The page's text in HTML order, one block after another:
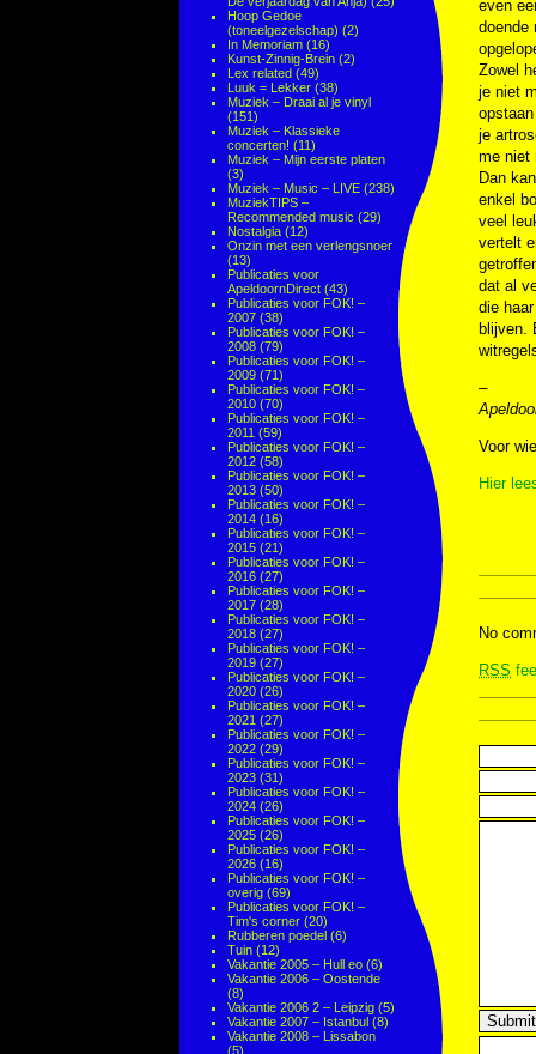
Hoop Gedoe
(toneelgezelschap) (2)
In Memoriam (16)
Kunst-Zinnig-Brein (2)
Lex related (49)
Luuk = Lekker (38)
Muziek – Draai al je vinyl
(151)
Muziek – Klassieke
concerten! (11)
Muziek – Mijn eerste platen
(3)
Muziek – Music – LIVE (238)
MuziekTIPS –
Recommended music (29)
Nostalgia (12)
Onzin met een verlengsnoer
(13)
Publicaties voor
ApeldoornDirect (43)
Publicaties voor FOK! –
2007 (38)
Publicaties voor FOK! –
2008 (79)
Publicaties voor FOK! –
2009 (71)
Publicaties voor FOK! –
2010 (70)
Publicaties voor FOK! –
2011 (59)
Publicaties voor FOK! –
2012 (58)
Publicaties voor FOK! –
2013 (50)
Publicaties voor FOK! –
2014 (16)
Publicaties voor FOK! –
2015 (21)
Publicaties voor FOK! –
2016 (27)
Publicaties voor FOK! –
2017 (28)
Publicaties voor FOK! –
2018 (27)
Publicaties voor FOK! –
2019 (27)
Publicaties voor FOK! –
2020 (26)
Publicaties voor FOK! –
2021 (27)
Publicaties voor FOK! –
2022 (29)
Publicaties voor FOK! –
2023 (31)
Publicaties voor FOK! –
2024 (26)
Publicaties voor FOK! –
2025 (26)
Publicaties voor FOK! –
2026 (16)
Publicaties voor FOK! –
overig (69)
Publicaties voor FOK! –
Tim's corner (20)
Rubberen poedel (6)
Tuin (12)
Vakantie 2005 – Hull eo (6)
Vakantie 2006 – Oostende
(8)
Vakantie 2006 2 – Leipzig (5)
Vakantie 2007 – Istanbul (8)
Vakantie 2008 – Lissabon
(5)
even
doende
Zowel
je niet
je
me niet
Dan
enkel
veel
vertelt
dat al
die
blijven.
–
Voor
Hier
No
RSS